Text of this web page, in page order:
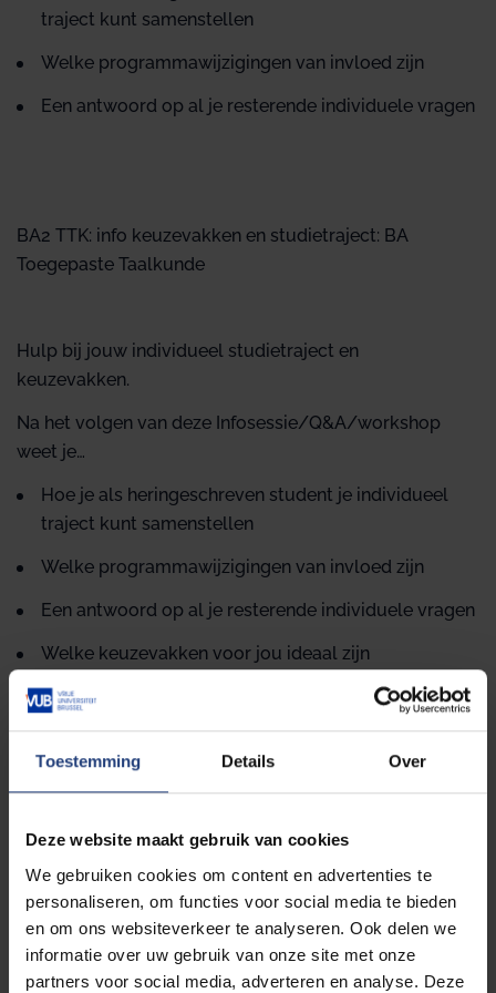
Toestemming Details Over
Deze website maakt gebruik van cookies
We gebruiken cookies om content en advertenties te
personaliseren, om functies voor social media te bieden
en om ons websiteverkeer te analyseren. Ook delen we
informatie over uw gebruik van onze site met onze
partners voor social media, adverteren en analyse. Deze
traject kunt samenstellen
Welke programmawijzigingen van invloed zijn
Een antwoord op al je resterende individuele vragen
BA2 TTK: info keuzevakken en studietraject: BA
Toegepaste Taalkunde
Hulp bij jouw individueel studietraject en
keuzevakken.
Na het volgen van deze Infosessie/Q&A/workshop
weet je…
Hoe je als heringeschreven student je individueel
traject kunt samenstellen
Welke programmawijzigingen van invloed zijn
Een antwoord op al je resterende individuele vragen
Welke keuzevakken voor jou ideaal zijn
Hulp bij jouw individueel studietraject.
Na het volgen van deze Infosessie/Q&A/workshop